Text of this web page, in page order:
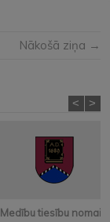
Nākošā ziņa →
Medību tiesību nomai
< >